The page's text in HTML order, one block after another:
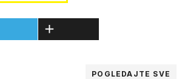
POGLEDAJTE SVE